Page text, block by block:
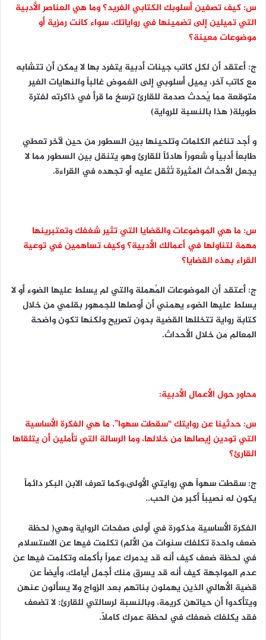
س: كيف تصفين أسلوبك الكتابي الفريد؟ وما هي العناصر الأدبية
التي تميلين إلى تضمينها في رواياتك، سواء كانت رمزية أو
موضوعات معينة؟
ج: أعتقد أن لكل كاتب جينات أدبية يتفرد بها لا يمكن أن تتشابه
مع كاتب آخر، يميل أسلوبي إلى الغموض غالباً والنهايات الغير
متوقعة مما يُحدث صدمة للقارئ ترسخ ما قرأ في ذاكرته لفترة
طويلة( هذا بالنسبة للرواية)
و أجد تناغم الكلمات وتلحينها بين السطور من حين لآخر تعطي
طابعاً أدبياً و شعوراً هادئاً للقارئ وهو يتنقل بين السطور مما لا
يجعل الأحداث المثيرة تُثقل عليه أو تجهده في القراءة.
س: ما هي الموضوعات والقضايا التي تثير شغفك وتعتبرينها
مهمة لتناولها في أعمالك الأدبية؟ وكيف تساهمين في توعية
القراء بهذه القضايا؟
ج: أعتقد أن الموضوعات المُهملة والتي لم يسلط عليها الضوء أو لا
يسلط عليها الضوء يهمني أن أوصلها للجمهور بقلمي من خلال
كتابة رواية تتخللها القضية بدون تصريح ولكنها تكون واضحة
المعالم من خلال الأحداث.
محاور حول الأعمال الأدبية:
س: حدثينا عن روايتك “سقطت سهوا”. ما هي الفكرة الأساسية
التي تودين إيصالها من خلالها، وما الرسالة التي تأملين أن يتلقاها
القارئ؟
ج: سقطت سهواً هي روايتي الأولى،وكما تعرف الابن البكر دائماً
يكون له نصيباً أكبر من الحب..
الفكرة الأساسية مذكورة في أولى صفحات الرواية وهي( لحظة
ضعف واحدة تكلفك سنوات من الألم) تكلمت فيها عن الاستسلام
في لحظة ضعف كيف أنه قد يدمرك عمراً بأكمله وتكلمت فيها عن
عدم المواجهة كيف أنه قد يسرق منك أجمل أيامك، وأيضاً عن
قضية الأهالي الذين يهملون بناتهم بعد الزواج ولا يسألون عنهن
ويتأكدوا أن حياتهن كريمة، وبالنسبة لرسالتي للقارئ: لا تضعف
فقد يكلفك ضعفك في لحظة عمرك كاملاً.